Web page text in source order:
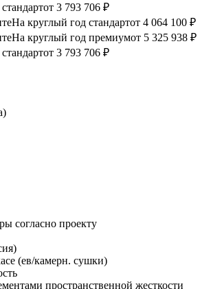
от 3 793 706 ₽
На круглый год стандартот 4 064 100 ₽
На круглый год премиумот 5 325 938 ₽
от 3 793 706 ₽
согласно проекту
(ев/камерн. сушки)
пространственной жесткости